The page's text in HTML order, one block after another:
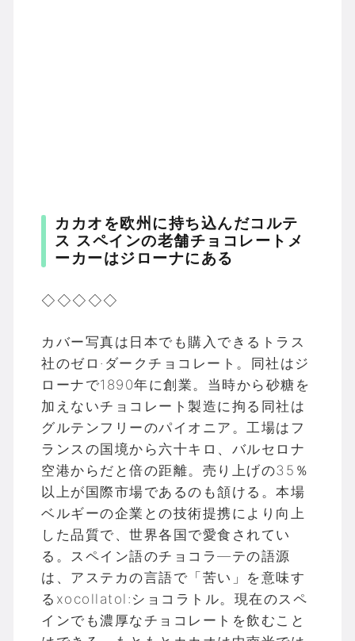
カカオを欧州に持ち込んだコルテ
ス スペインの老舗チョコレートメ
ーカーはジローナにある
◇◇◇◇◇
カバー写真は日本でも購入できるトラス
社のゼロ·ダークチョコレート。同社はジ
ローナで1890年に創業。当時から砂糖を
加えないチョコレート製造に拘る同社は
グルテンフリーのパイオニア。工場はフ
ランスの国境から六十キロ、バルセロナ
空港からだと倍の距離。売り上げの35％
以上が国際市場であるのも頷ける。本場
ベルギーの企業との技術提携により向上
した品質で、世界各国で愛食されてい
る。スペイン語のチョコラ—テの語源
は、アステカの言語で「苦い」を意味す
るxocollatol:ショコラトル。現在のスペ
インでも濃厚なチョコレートを飲むこと